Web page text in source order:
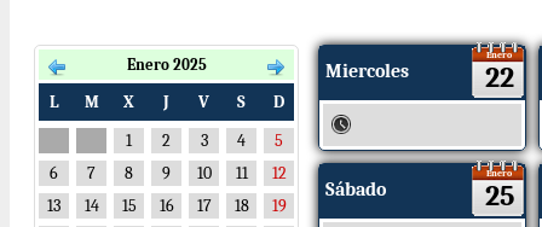
Enero 2025
L M X J V S
D
1
2 3 4
5
6
7 8 9 10 11
12
13
14 15 16 17 18
19
Miercoles
Enero
22
Sábado
Enero
25